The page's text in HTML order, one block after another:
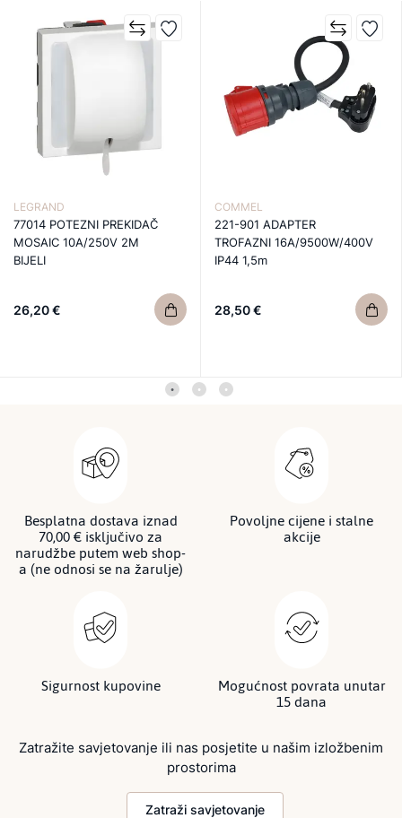
LEGRAND
77014 POTEZNI PREKIDAČ
MOSAIC 10A/250V 2M
BIJELI
26,20 €
COMMEL
221-901 ADAPTER
TROFAZNI 16A/9500W/400V
IP44 1,5m
28,50 €
Besplatna dostava iznad
70,00 € isključivo za
narudžbe putem web shop-
a (ne odnosi se na žarulje)
Povoljne cijene i stalne
akcije
Sigurnost kupovine Mogućnost povrata unutar
15 dana
Zatražite savjetovanje ili nas posjetite u našim izložbenim
prostorima
Zatraži savjetovanje